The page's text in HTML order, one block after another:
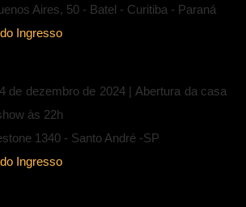
Aires, 50 - Batel - Curitiba - Paraná
Ingresso
de dezembro de 2024 |
Abertura da casa
às 22h
1340 - Santo André -SP
Ingresso